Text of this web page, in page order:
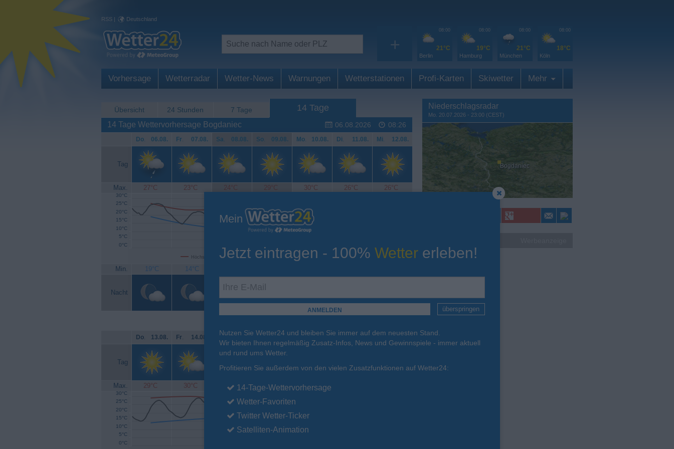
RSS | Deutschland
+
08:00
21°C
Berlin
08:00
19°C
Hamburg
08:00
21°C
München
08:00
18°C
Köln
Vorhersage Wetterradar Wetter-News Warnungen Wetterstationen Profi-Karten Skiwetter Mehr
Übersicht 24 Stunden 7 Tage 14 Tage
06.08.2026 08:26
14 Tage Wettervorhersage Bogdaniec
Do. 06.08. Fr. 07.08. Sa. 08.08. So. 09.08. Mo. 10.08. Di. 11.08. Mi. 12.08.
Tag
Max. 27°C 23°C 24°C 29°C 30°C 26°C 26°C
Höchsttemperatur Tiefsttemperatur Aktuelle Temperatur
0°C
5°C
10°C
15°C
20°C
25°C
30°C
Min. 19°C 14°C
Nacht
Do. 13.08. Fr. 14.08. Sa. 15.08. So. 16.08. Mo . 17.08. Di. 18.08. Mi. 19.08.
Tag
Max. 29°C 30°C 26°C 24°C 24°C
0°C
5°C
10°C
15°C
20°C
25°C
30°C
Niederschlagsradar
Mo. 20.07.2026 - 23:00 (CEST)
Bogdaniec
Mein
Jetzt eintragen - 100% Wetter erleben!
überspringen
Nutzen Sie Wetter24 und bleiben Sie immer auf dem neuesten Stand.
Wir bieten Ihnen regelmäßig Zusatz-Infos, News und Gewinnspiele - immer aktuell
und rund ums Wetter.
Profitieren Sie außerdem von den vielen Zusatzfunktionen auf Wetter24:
14-Tage-Wettervorhersage
Wetter-Favoriten
Twitter Wetter-Ticker
Satelliten-Animation